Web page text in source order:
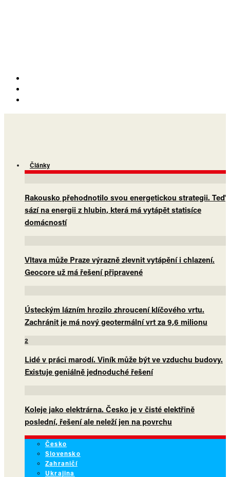
Články
Rakousko přehodnotilo svou energetickou strategii. Teď
sází na energii z hlubin, která má vytápět statisíce
domácností
Vltava může Praze výrazně zlevnit vytápění i chlazení.
Geocore už má řešení připravené
Ústeckým lázním hrozilo zhroucení klíčového vrtu.
Zachránit je má nový geotermální vrt za 9,6 milionu
2
Lidé v práci marodí. Viník může být ve vzduchu budovy.
Existuje geniálně jednoduché řešení
Koleje jako elektrárna. Česko je v čisté elektřině
poslední, řešení ale neleží jen na povrchu
Česko
Slovensko
Zahraničí
Ukrajina